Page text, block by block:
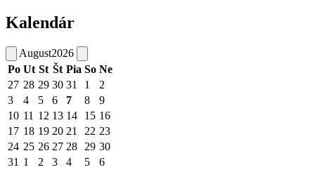
Kalendár
August2026
Po Ut St Št Pia So Ne
27 28 29 30 31 1
2
3
4 5 6 7 8
9
10 11 12 13 14 15 16
17 18 19 20 21 22 23
24 25 26 27 28 29 30
31 1 2 3 4 5 6